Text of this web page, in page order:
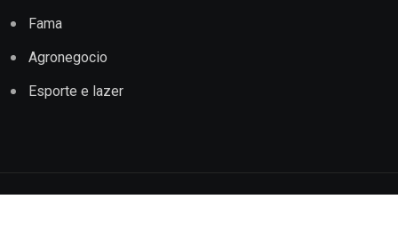
Fama
Agronegocio
Esporte e lazer